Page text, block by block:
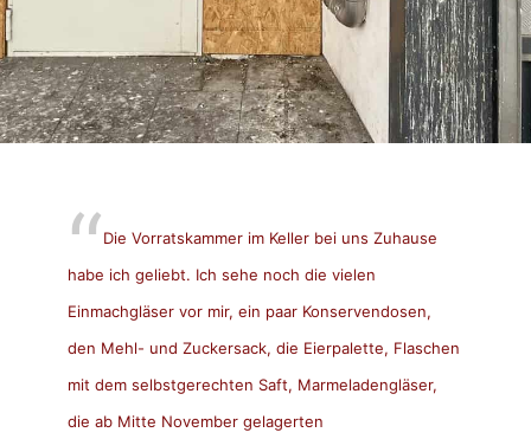
Die Vorratskammer im Keller bei uns Zuhause
habe ich geliebt. Ich sehe noch die vielen
Einmachgläser vor mir, ein paar Konservendosen,
den Mehl- und Zuckersack, die Eierpalette, Flaschen
mit dem selbstgerechten Saft, Marmeladengläser,
die ab Mitte November gelagerten